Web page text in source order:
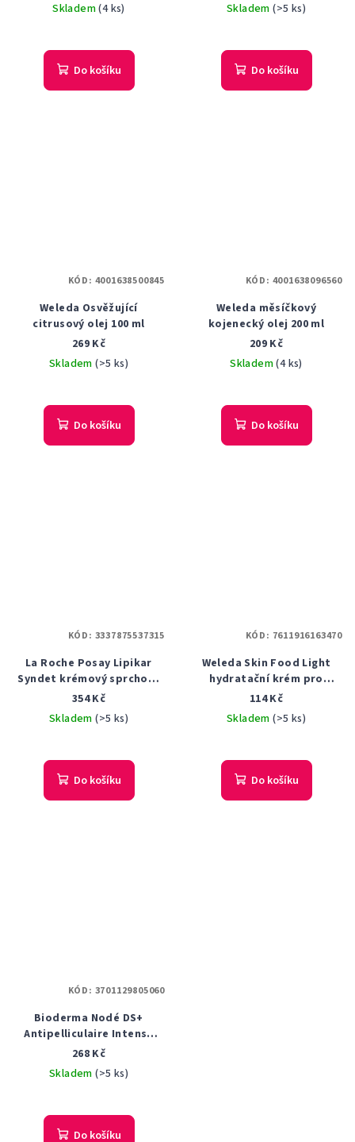
Skladem(4 ks)
Do košíku
Skladem(>5 ks)
Do košíku
Weleda Osvěžující
citrusový olej 100 ml
269 Kč
Skladem(>5 ks)
Do košíku
KÓD: 4001638500845
Weleda měsíčkový
kojenecký olej 200 ml
209 Kč
Skladem(4 ks)
Do košíku
KÓD: 4001638096560
La Roche Posay Lipikar
Syndet krémový sprchový
gel proti podráždění 400 ml
354 Kč
Skladem(>5 ks)
Do košíku
KÓD: 3337875537315
Weleda Skin Food Light
hydratační krém pro
suchou pokožku 30 ml
114 Kč
Skladem(>5 ks)
Do košíku
KÓD: 7611916163470
Bioderma Nodé DS+
Antipelliculaire Intense
šampon proti lupům 125 ml
268 Kč
Skladem(>5 ks)
Do košíku
KÓD: 3701129805060